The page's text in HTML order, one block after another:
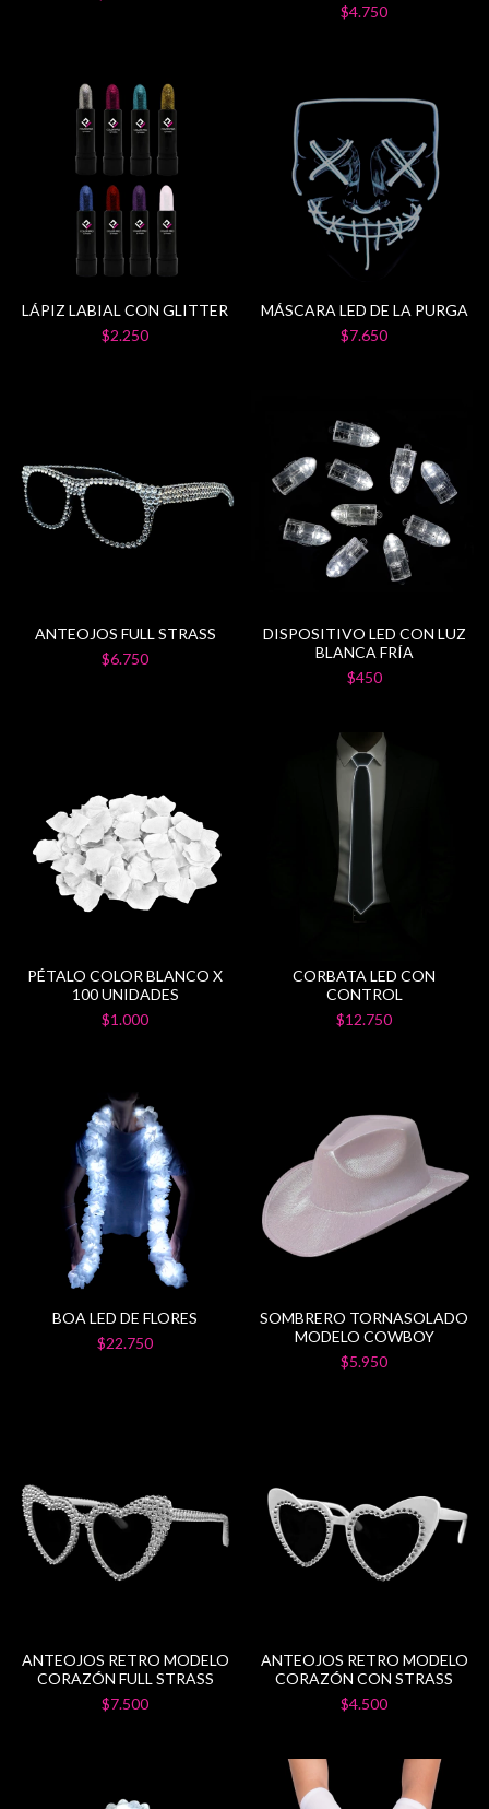
$4.750
LÁPIZ LABIAL CON GLITTER
$2.250
MÁSCARA LED DE LA PURGA
$7.650
ANTEOJOS FULL STRASS
$6.750
DISPOSITIVO LED CON LUZ
BLANCA FRÍA
$450
PÉTALO COLOR BLANCO X
100 UNIDADES
$1.000
CORBATA LED CON
CONTROL
$12.750
BOA LED DE FLORES
$22.750
SOMBRERO TORNASOLADO
MODELO COWBOY
$5.950
ANTEOJOS RETRO MODELO
CORAZÓN FULL STRASS
$7.500
ANTEOJOS RETRO MODELO
CORAZÓN CON STRASS
$4.500